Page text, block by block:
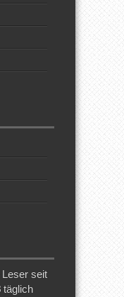
Leser seit
täglich